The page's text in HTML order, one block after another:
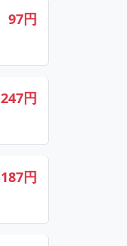
97円
247円
187円